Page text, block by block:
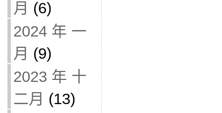
月 (6)
2024 年 一
月 (9)
2023 年 十
二月 (13)